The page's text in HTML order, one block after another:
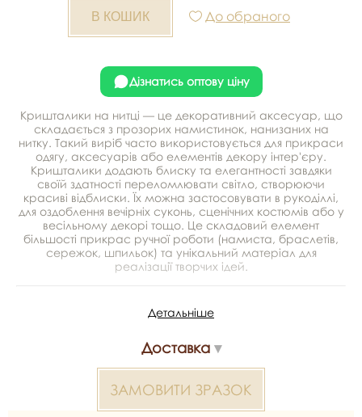
До обраного
Дізнатись оптову ціну
Кришталики на нитці — це декоративний аксесуар, що
складається з прозорих намистинок, нанизаних на
нитку. Такий виріб часто використовується для прикраси
одягу, аксесуарів або елементів декору інтер'єру.
Кришталики додають блиску та елегантності завдяки
своїй здатності переломлювати світло, створюючи
красиві відблиски. Їх можна застосовувати в рукоділлі,
для оздоблення вечірніх суконь, сценічних костюмів або у
весільному декорі тощо. Це складовий елемент
більшості прикрас ручної роботи (намиста, браслетів,
сережок, шпильок) та унікальний матеріал для
реалізації творчих ідей.
Виробник - Туреччина
Довжина нитки - 35 см
Діаметр - 6 мм
Детальніше
Доставка
ЗАМОВИТИ ЗРАЗОК